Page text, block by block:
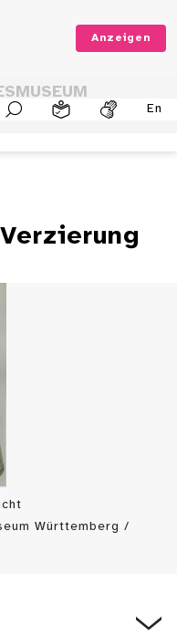
Anzeigen
En
Württemberg /